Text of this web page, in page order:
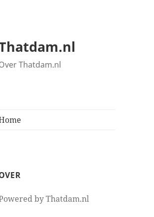
Thatdam.nl
by Thatdam.nl